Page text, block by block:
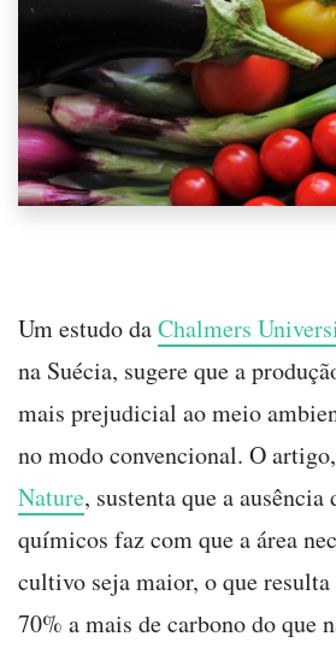
Um estudo daChalmers
na Suécia, sugere que a
mais prejudicial ao meio
no modo convencional. O
Nature, sustenta que a
químicos faz com que a área
cultivo seja maior, o que resulta
70% a mais de carbono do que